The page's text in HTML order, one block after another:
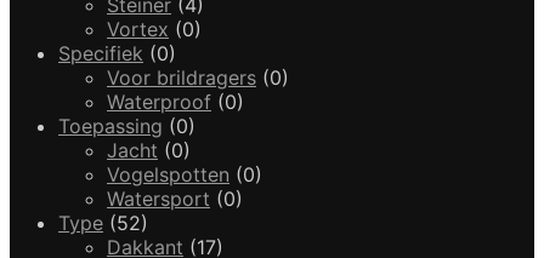
Steiner (4)
Vortex (0)
Specifiek (0)
Voor brildragers (0)
Waterproof (0)
Toepassing (0)
Jacht (0)
Vogelspotten (0)
Watersport (0)
Type (52)
Dakkant (17)